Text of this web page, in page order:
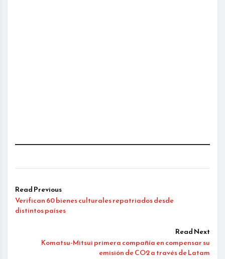
Read Previous
Verifican 60 bienes culturales repatriados desde
distintos países
Read Next
Komatsu-Mitsui primera compañía en compensar su
emisión de CO2 a través de Latam